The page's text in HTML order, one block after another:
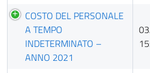
COSTO DEL PERSONALE
A TEMPO
INDETERMINATO –
ANNO 2021